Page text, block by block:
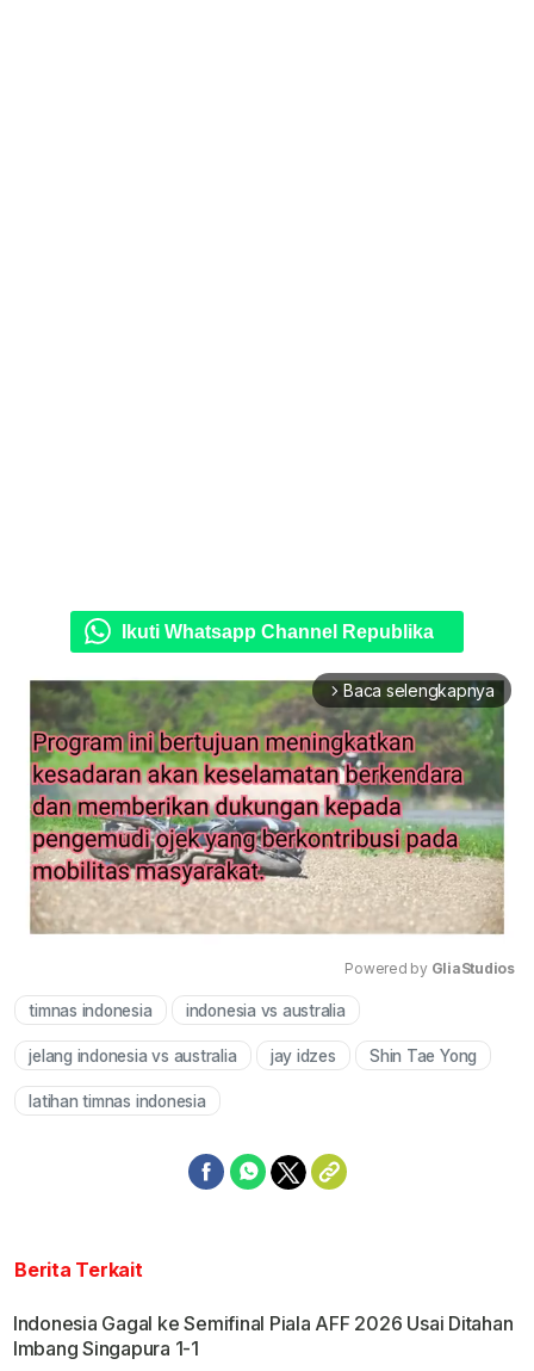
Ikuti Whatsapp Channel Republika
arrow_forward_ios Baca selengkapnya
Powered by GliaStudios
timnas indonesia indonesia vs australia
jelang indonesia vs australia jay idzes Shin Tae Yong
latihan timnas indonesia
Berita Terkait
Indonesia Gagal ke Semifinal Piala AFF 2026 Usai Ditahan
Imbang Singapura 1-1